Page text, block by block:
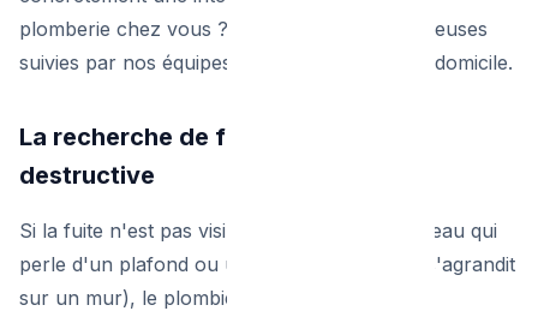
plomberie chez vous ? Voici les étapes rigoureuses
suivies par nos équipes lors d'une urgence à domicile.
La recherche de fuite d'eau non
destructive
Si la fuite n'est pas visible (par exemple, de l'eau qui
perle d'un plafond ou une tache humide qui s'agrandit
sur un mur), le plombier commence par une